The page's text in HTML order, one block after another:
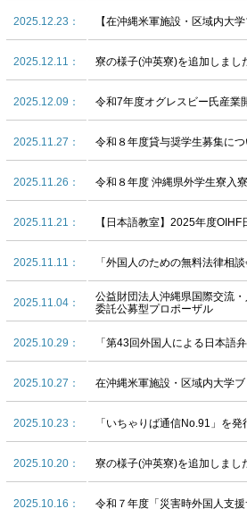
2025.12.23： 【在沖縄米軍施設・区域内大
2025.12.11： 寮の様子(沖英寮)を追加しまし
2025.12.09： 令和7年度オグレスビー氏産
2025.11.27： 令和８年度貸与奨学生募集につ
2025.11.26： 令和８年度 沖縄県外学生寮入
2025.11.21： 【日本語教室】2025年度
2025.11.11： 「外国人のための無料法律相談
2025.11.04：
公益財団法人沖縄県国際交流
委託公募型プロポーザル
2025.10.29： 「第43回外国人による日本語
2025.10.27： 在沖縄米軍施設・区域内大学
2025.10.23： 「いちゃりば通信No.91」を発
2025.10.20： 寮の様子(沖英寮)を追加しまし
2025.10.16： 令和７年度「災害時外国人支